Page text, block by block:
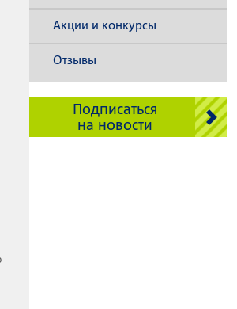
Акции и конкурсы
Отзывы
Подписаться
на новости